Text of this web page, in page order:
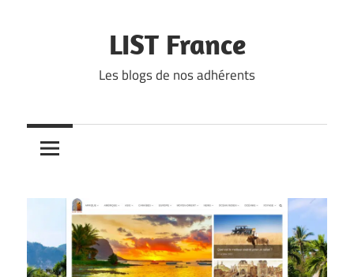
LIST France
Les blogs de nos adhérents